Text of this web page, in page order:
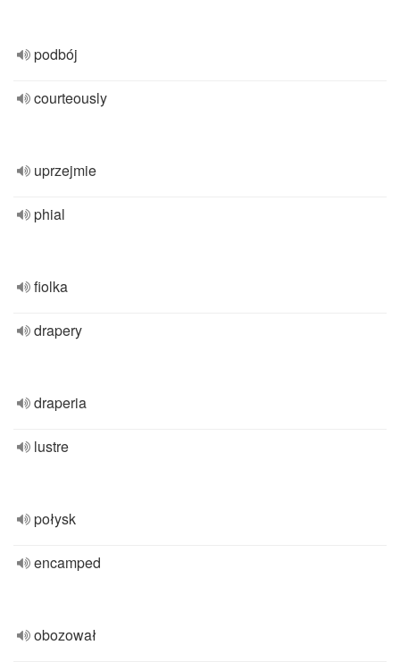
podbój
courteously
uprzejmie
phial
fiolka
drapery
draperia
lustre
połysk
encamped
obozował